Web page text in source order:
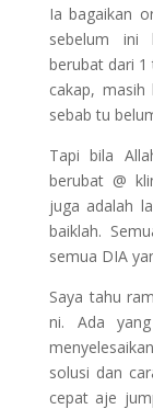
Ia bagaikan
sebelum ini
berubat dari
cakap, masih
sebab tu
Tapi bila
berubat @
juga adalah
baiklah.
semua DIA
Saya tahu
ni. Ada
solusi dan
cepat aje